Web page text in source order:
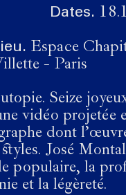
Dates.
Espace
- Paris
Seize
vidéo projetée
dont
José
populaire, la
et la légèreté.